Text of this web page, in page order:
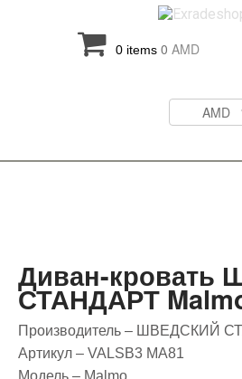
0 items 0 AMD
AMD
Диван-кровать
СТАНДАРТ
Производитель – ШВЕДСКИЙ
Артикул – VALSB3 MA81
Модель – Malmo